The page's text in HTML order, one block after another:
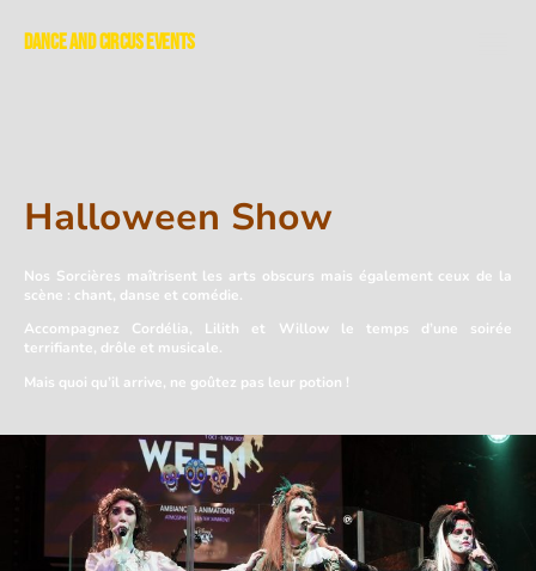
Dance and Circus Events
Halloween Show
Nos Sorcières maîtrisent les arts obscurs mais également ceux de la
scène : chant, danse et comédie.
Accompagnez Cordélia, Lilith et Willow le temps d’une soirée
terrifiante, drôle et musicale.
Mais quoi qu’il arrive, ne goûtez pas leur potion !